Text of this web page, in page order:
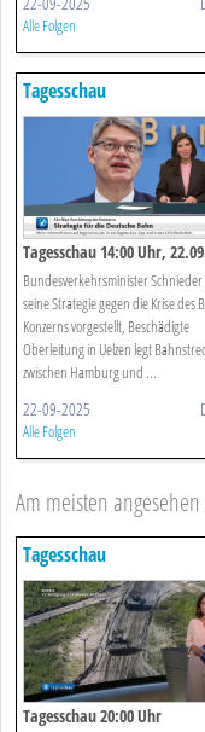
Alle Folgen
Tagesschau
Tagesschau 14:00 Uhr,
Bundesverkehrsminister
seine Strategie gegen die Krise des
Konzerns vorgestellt, Beschädigte
Oberleitung in Uelzen legt
zwischen Hamburg und ...
22-09-2025
Alle Folgen
Am meisten
Tagesschau
Tagesschau 20:00 Uhr